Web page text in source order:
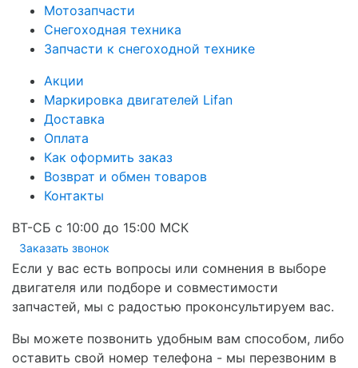
Мотозапчасти
Снегоходная техника
Запчасти к снегоходной технике
Акции
Маркировка двигателей Lifan
Доставка
Оплата
Как оформить заказ
Возврат и обмен товаров
Контакты
ВТ-СБ с 10:00 до 15:00 МСК
Заказать звонок
Если у вас есть вопросы или сомнения в выборе
двигателя или подборе и совместимости
запчастей, мы с радостью проконсультируем вас.
Вы можете позвонить удобным вам способом, либо
оставить свой номер телефона - мы перезвоним в